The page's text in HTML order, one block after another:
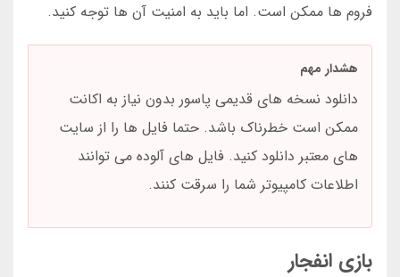
فروم ها ممکن است. اما باید به امنیت آن ها توجه کنید.
هشدار مهم
دانلود نسخه های قدیمی پاسور بدون نیاز به اکانت
ممکن است خطرناک باشد. حتما فایل ها را از سایت
های معتبر دانلود کنید. فایل های آلوده می توانند
اطلاعات کامپیوتر شما را سرقت کنند.
بازی انفجار